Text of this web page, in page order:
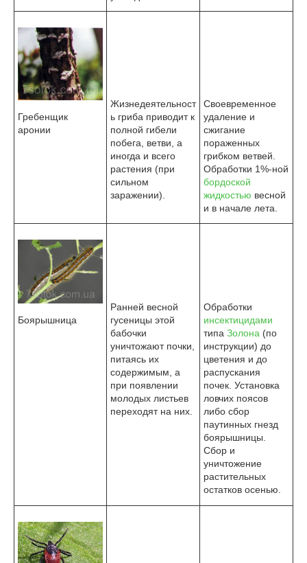
Гребенщик
аронии
Жизнедеятельност
ь гриба приводит к
полной гибели
побега, ветви, а
иногда и всего
растения (при
сильном
заражении).
Своевременное
удаление и
сжигание
пораженных
грибком ветвей.
Обработки 1%-ной
бордоской
жидкостью весной
и в начале лета.
Боярышница
Ранней весной
гусеницы этой
бабочки
уничтожают почки,
питаясь их
содержимым, а
при появлении
молодых листьев
переходят на них.
Обработки
инсектицидами
типа Золона (по
инструкции) до
цветения и до
распускания
почек. Установка
ловчих поясов
либо сбор
паутинных гнезд
боярышницы.
Сбор и
уничтожение
растительных
остатков осенью.